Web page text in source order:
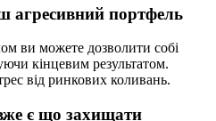
агресивний портфель
ви можете дозволити собі
кінцевим результатом.
від ринкових коливань.
є що захищати